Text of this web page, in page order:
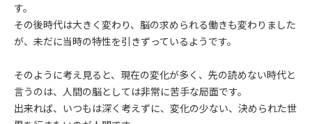
す。
その後時代は大きく変わり、脳の求められる働きも変わりました
が、未だに当時の特性を引きずっているようです。
そのように考え見ると、現在の変化が多く、先の読めない時代と
言うのは、人間の脳としては非常に苦手な局面です。
出来れば、いつもは深く考えずに、変化の少ない、決められた世